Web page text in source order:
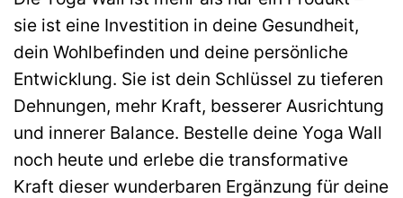
sie ist eine Investition in deine Gesundheit,
dein Wohlbefinden und deine persönliche
Entwicklung. Sie ist dein Schlüssel zu tieferen
Dehnungen, mehr Kraft, besserer Ausrichtung
und innerer Balance. Bestelle deine Yoga Wall
noch heute und erlebe die transformative
Kraft dieser wunderbaren Ergänzung für deine